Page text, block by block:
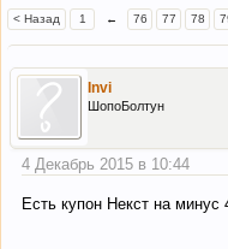
< Назад 1 ← 76 77 78
Invi
ШопоБолтун
4 Декабрь 2015 в 10:44
Есть купон Некст на минус